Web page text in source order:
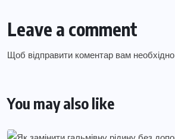
Leave a comment
Щоб відправити коментар вам необхідно
You may also like